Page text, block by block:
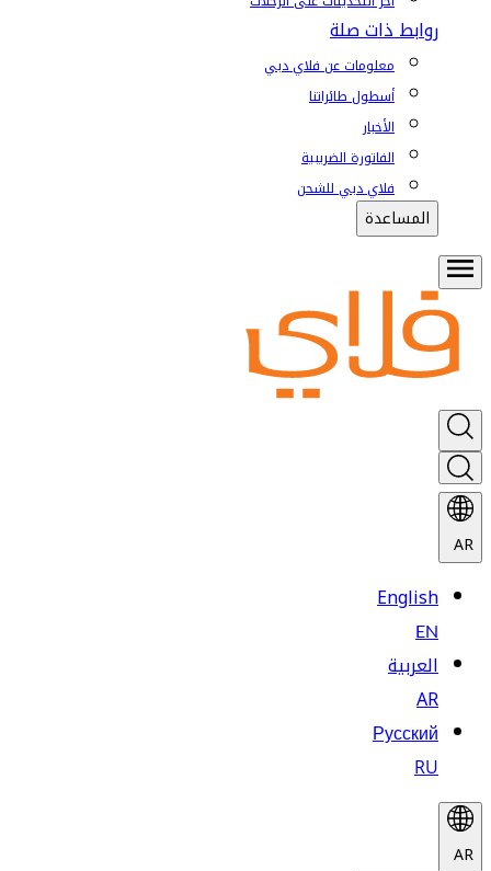
روابط ذات صلة
معلومات عن فلاي دبي
أسطول طائراتنا
الأخبار
الفاتورة الضريبية
فلاي دبي للشحن
المساعدة
AR
English
EN
العربية
AR
Русский
RU
AR